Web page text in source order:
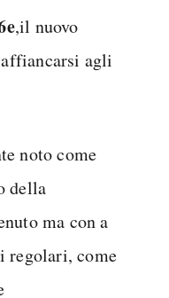
,il nuovo
agli
noto come
della
ma con a
regolari, come